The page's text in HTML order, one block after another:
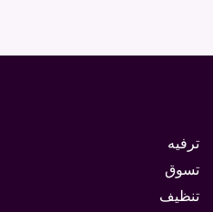
ترفيه
تسوق
تنظيف